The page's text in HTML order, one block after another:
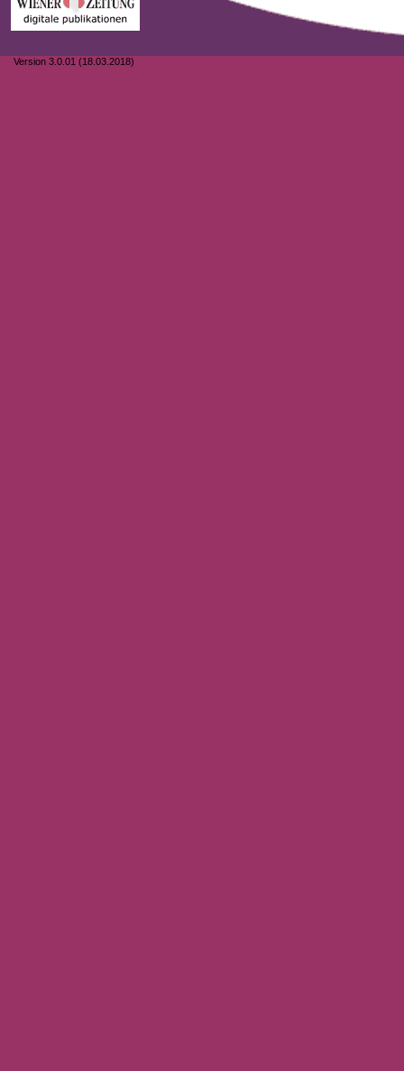
Version 3.0.01 (18.03.2018)